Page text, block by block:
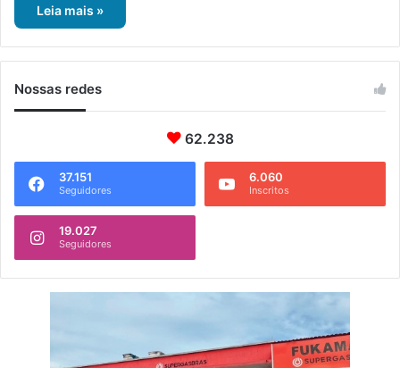
Leia mais »
Nossas redes
62.238
37.151
Seguidores
6.060
Inscritos
19.027
Seguidores